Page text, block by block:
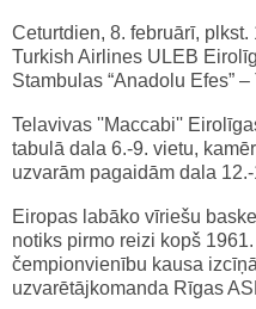
Ceturtdien, 8. februārī, plkst.
Turkish Airlines ULEB
Stambulas “Anadolu Efes” –
Telavivas ''Maccabi''
tabulā dala 6.-9. vietu,
uzvarām pagaidām dala
Eiropas labāko vīriešu
notiks pirmo reizi kopš
čempionvienību kausa
uzvarētājkomanda Rīgas